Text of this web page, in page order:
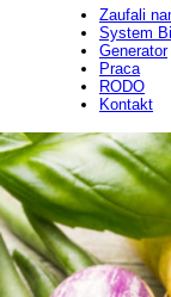
Zaufali
System
Generator
Praca
RODO
Kontakt